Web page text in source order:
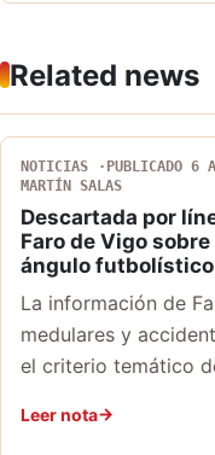
Related news
NOTICIAS PUBLICADO 6
MARTÍN SALAS
Descartada por
Faro de Vigo
ángulo futbolístico
La información de
medulares y
el criterio temático
Leer nota